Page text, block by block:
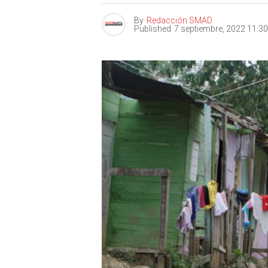
By Redacción SMAD
Published 7 septiembre, 2022